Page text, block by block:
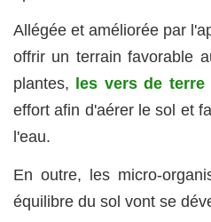
Allégée et améliorée par
offrir un terrain favorable
plantes,
les vers de terre
effort afin d'aérer le sol et
l'eau.
En outre, les micro-
équilibre du sol vont se